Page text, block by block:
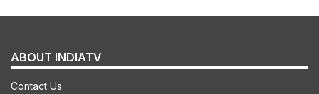
ABOUT INDIATV
Contact Us